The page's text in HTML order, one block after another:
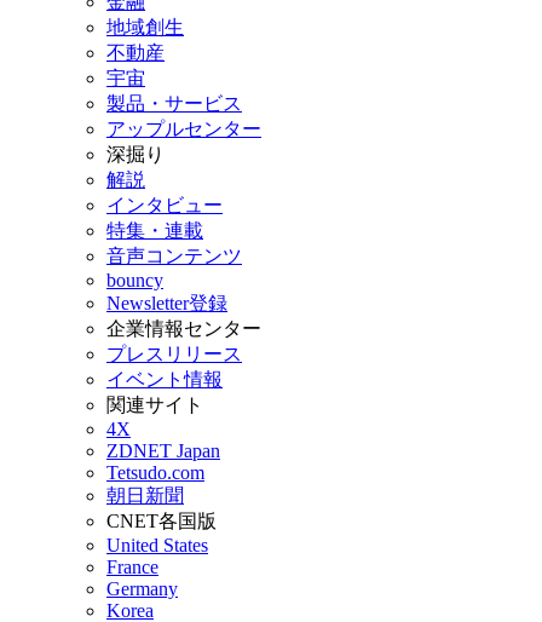
地域創生
不動産
宇宙
製品・サービス
アップルセンター
深掘り
解説
インタビュー
特集・連載
音声コンテンツ
bouncy
Newsletter登録
企業情報センター
プレスリリース
イベント情報
関連サイト
4X
ZDNET Japan
Tetsudo.com
朝日新聞
CNET各国版
United States
France
Germany
Korea